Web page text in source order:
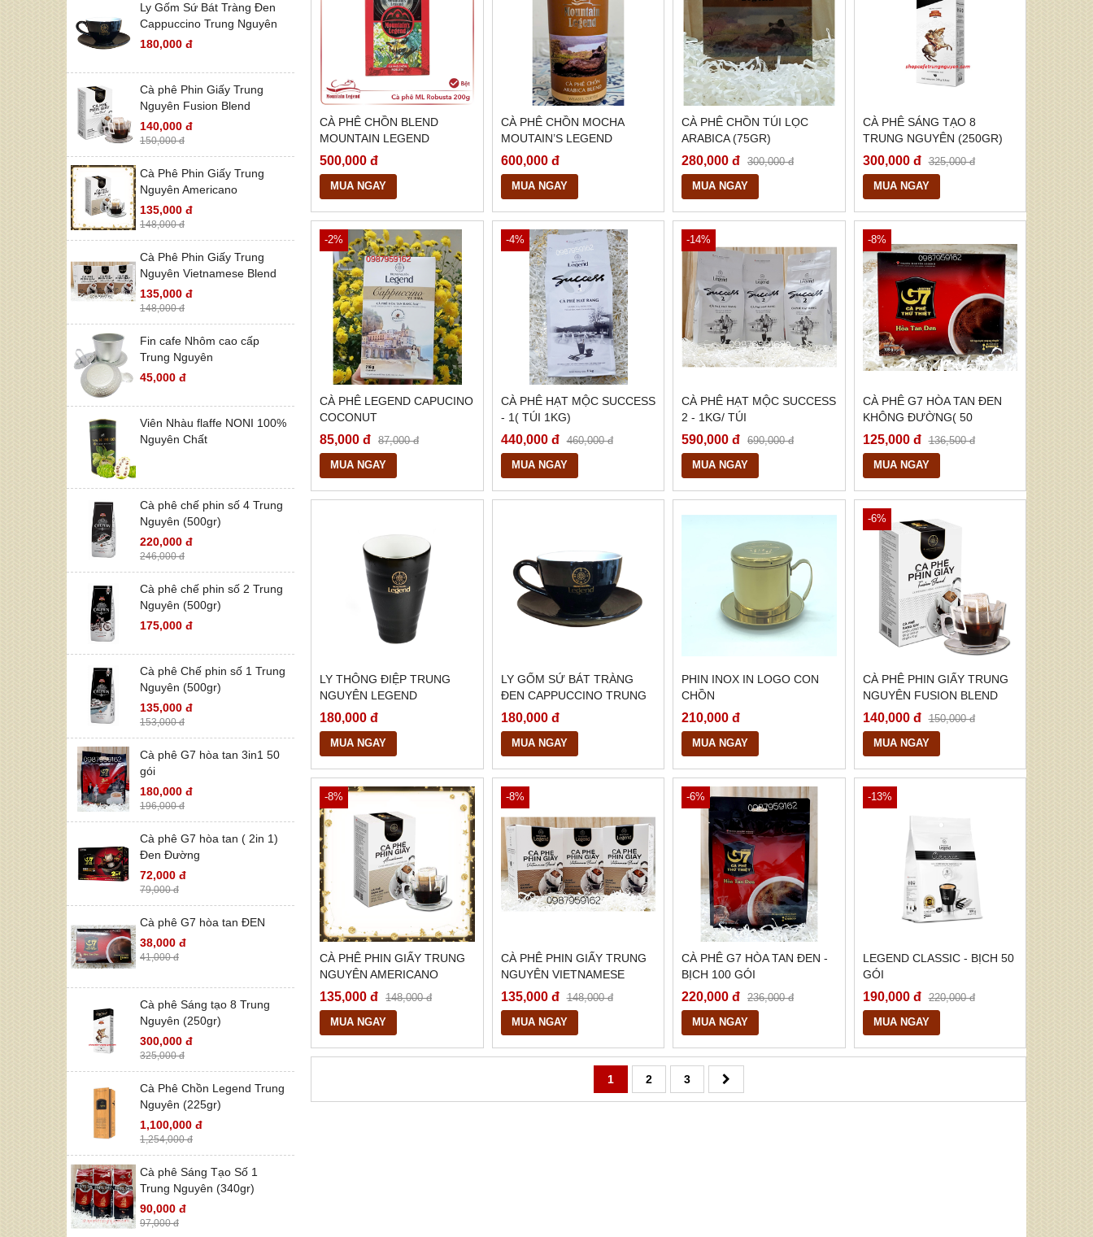
Ly Gốm Sứ Bát Tràng Đen
Cappuccino Trung Nguyên
180,000 đ
Cà phê Phin Giấy Trung
Nguyên Fusion Blend
140,000 đ
150,000 đ
Cà Phê Phin Giấy Trung
Nguyên Americano
135,000 đ
148,000 đ
Cà Phê Phin Giấy Trung
Nguyên Vietnamese Blend
135,000 đ
148,000 đ
Fin cafe Nhôm cao cấp
Trung Nguyên
45,000 đ
Viên Nhàu flaffe NONI 100%
Nguyên Chất
Cà phê chế phin số 4 Trung
Nguyên (500gr)
220,000 đ
246,000 đ
Cà phê chế phin số 2 Trung
Nguyên (500gr)
175,000 đ
Cà phê Chế phin số 1 Trung
Nguyên (500gr)
135,000 đ
153,000 đ
Cà phê G7 hòa tan 3in1 50
gói
180,000 đ
196,000 đ
Cà phê G7 hòa tan ( 2in 1)
Đen Đường
72,000 đ
79,000 đ
Cà phê G7 hòa tan ĐEN
38,000 đ
41,000 đ
Cà phê Sáng tạo 8 Trung
Nguyên (250gr)
300,000 đ
325,000 đ
Cà Phê Chồn Legend Trung
Nguyên (225gr)
1,100,000 đ
1,254,000 đ
Cà phê Sáng Tạo Số 1
Trung Nguyên (340gr)
90,000 đ
97,000 đ
CÀ PHÊ CHỒN BLEND
MOUNTAIN LEGEND
ROBUSTA
500,000 đ
MUA NGAY
CÀ PHÊ CHỒN MOCHA
MOUTAIN’S LEGEND
600,000 đ
MUA NGAY
CÀ PHÊ CHỒN TÚI LỌC
ARABICA (75GR)
280,000 đ 300,000 đ
MUA NGAY
CÀ PHÊ SÁNG TẠO 8
TRUNG NGUYÊN (250GR)
300,000 đ 325,000 đ
MUA NGAY
-2%
CÀ PHÊ LEGEND CAPUCINO
COCONUT
85,000 đ 87,000 đ
MUA NGAY
-4%
CÀ PHÊ HẠT MỘC SUCCESS
- 1( TÚI 1KG)
440,000 đ 460,000 đ
MUA NGAY
-14%
CÀ PHÊ HẠT MỘC SUCCESS
2 - 1KG/ TÚI
590,000 đ 690,000 đ
MUA NGAY
-8%
CÀ PHÊ G7 HÒA TAN ĐEN
KHÔNG ĐƯỜNG( 50
GÓI/HỘP)
125,000 đ 136,500 đ
MUA NGAY
LY THÔNG ĐIỆP TRUNG
NGUYÊN LEGEND
180,000 đ
MUA NGAY
LY GỐM SỨ BÁT TRÀNG
ĐEN CAPPUCCINO TRUNG
NGUYÊN
180,000 đ
MUA NGAY
PHIN INOX IN LOGO CON
CHỒN
210,000 đ
MUA NGAY
-6%
CÀ PHÊ PHIN GIẤY TRUNG
NGUYÊN FUSION BLEND
140,000 đ 150,000 đ
MUA NGAY
-8%
CÀ PHÊ PHIN GIẤY TRUNG
NGUYÊN AMERICANO
135,000 đ 148,000 đ
MUA NGAY
-8%
CÀ PHÊ PHIN GIẤY TRUNG
NGUYÊN VIETNAMESE
BLEND
135,000 đ 148,000 đ
MUA NGAY
-6%
CÀ PHÊ G7 HÒA TAN ĐEN -
BỊCH 100 GÓI
220,000 đ 236,000 đ
MUA NGAY
-13%
LEGEND CLASSIC - BỊCH 50
GÓI
190,000 đ 220,000 đ
MUA NGAY
1 2 3